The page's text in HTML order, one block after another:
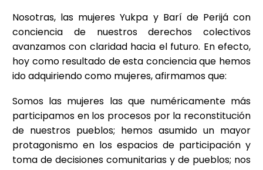
Nosotras, las mujeres Yukpa y Barí de Perijá con
conciencia de nuestros derechos colectivos
avanzamos con claridad hacia el futuro. En efecto,
hoy como resultado de esta conciencia que hemos
ido adquiriendo como mujeres, afirmamos que:
Somos las mujeres las que numéricamente más
participamos en los procesos por la reconstitución
de nuestros pueblos; hemos asumido un mayor
protagonismo en los espacios de participación y
toma de decisiones comunitarias y de pueblos; nos